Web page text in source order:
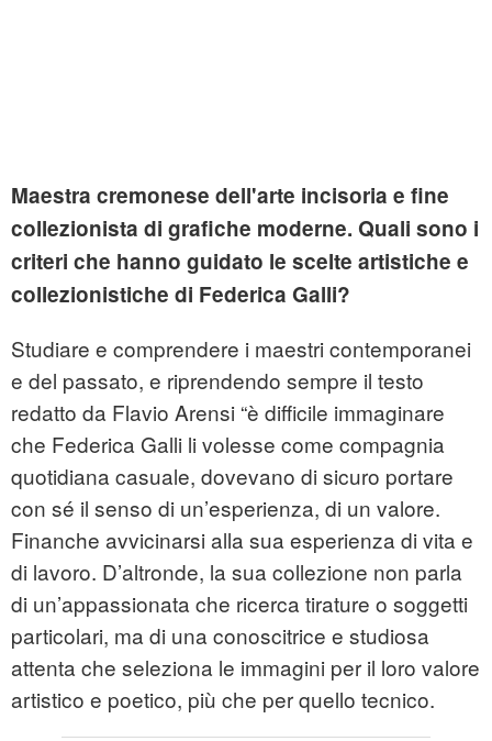
Maestra cremonese dell'arte incisoria e fine
collezionista di grafiche moderne. Quali sono i
criteri che hanno guidato le scelte artistiche e
collezionistiche di Federica Galli?
Studiare e comprendere i maestri contemporanei
e del passato, e riprendendo sempre il testo
redatto da Flavio Arensi “è difficile immaginare
che Federica Galli li volesse come compagnia
quotidiana casuale, dovevano di sicuro portare
con sé il senso di un’esperienza, di un valore.
Finanche avvicinarsi alla sua esperienza di vita e
di lavoro. D’altronde, la sua collezione non parla
di un’appassionata che ricerca tirature o soggetti
particolari, ma di una conoscitrice e studiosa
attenta che seleziona le immagini per il loro valore
artistico e poetico, più che per quello tecnico.